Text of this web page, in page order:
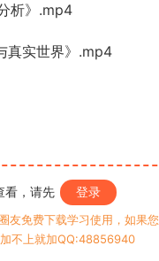
析》.mp4
真实世界》.mp4
看，请先 登录
友免费下载学习使用，如果
不上就加QQ:48856940